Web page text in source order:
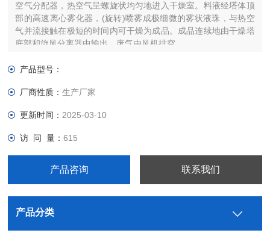
空气分配器，热空气呈螺旋状均匀地进入干燥室。料液经塔体顶
部的高速离心雾化器，(旋转)喷雾成极细微的雾状液珠，与热空
气并流接触在极短的时间内可干燥为成品。成品连续地由干燥塔
底部和旋风分离器中输出，废气由风机排空。
产品型号：
厂商性质：生产厂家
更新时间： 2025-03-10
访 问 量：615
产品咨询 联系我们
产品分类